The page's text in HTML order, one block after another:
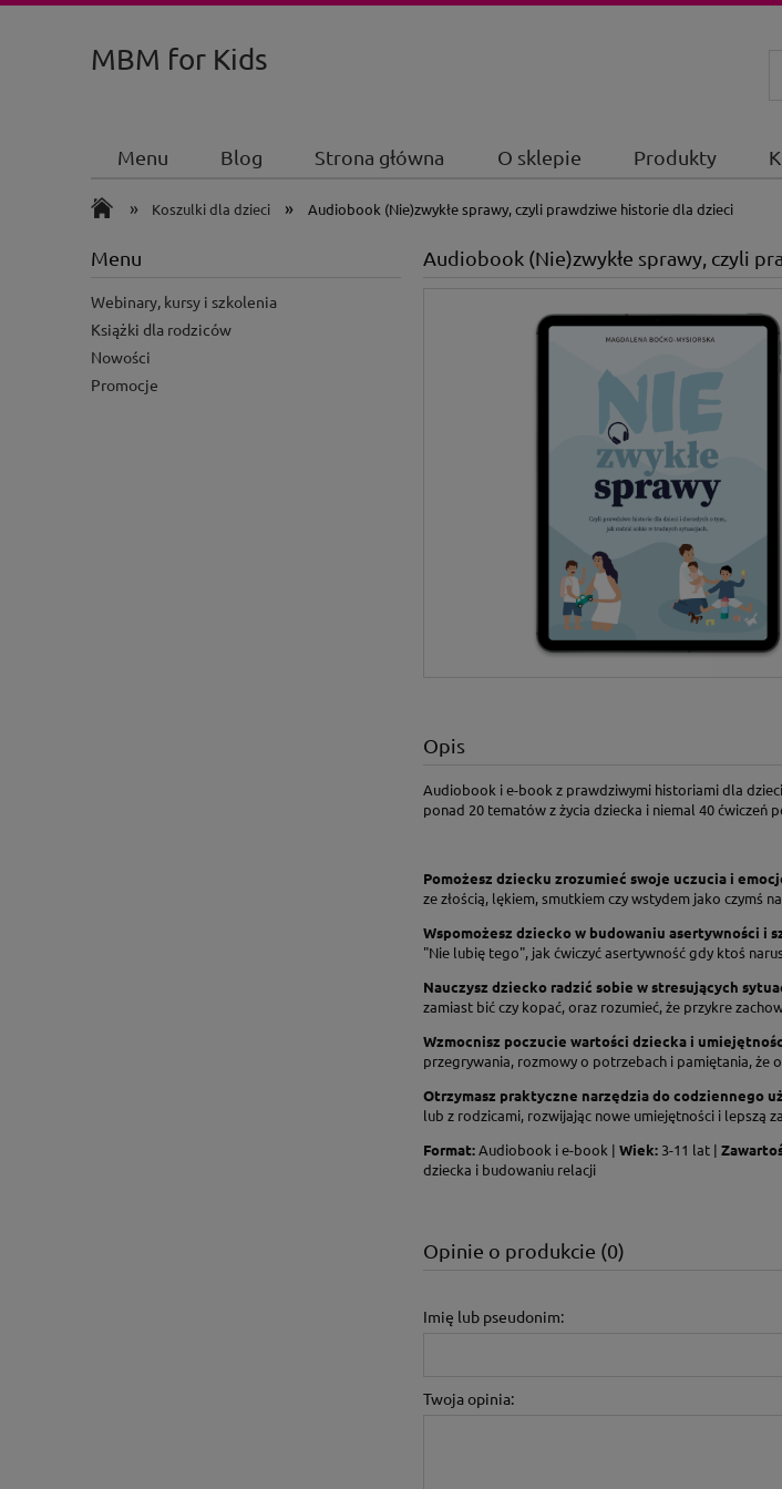
MBM for Kids
Menu Blog Strona główna O sklepie Produkty
» Koszulki dla dzieci » Audiobook (Nie)zwykłe sprawy, czyli prawdziwe historie dla dzieci
Menu
Webinary, kursy i szkolenia
Książki dla rodziców
Nowości
Promocje
Audiobook (Nie)zwykłe sprawy, czyli
Opis
Audiobook i e-book z prawdziwymi historiami dla
ponad 20 tematów z życia dziecka i niemal 40 ćwiczeń
Pomożesz dziecku zrozumieć swoje uczucia i
ze złością, lękiem, smutkiem czy wstydem jako czymś
Wspomożesz dziecko w budowaniu asertywności i
"Nie lubię tego", jak ćwiczyć asertywność gdy ktoś
Nauczysz dziecko radzić sobie w stresujących
zamiast bić czy kopać, oraz rozumieć, że przykre
Wzmocnisz poczucie wartości dziecka i
przegrywania, rozmowy o potrzebach i pamiętania, że
Otrzymasz praktyczne narzędzia do codziennego
lub z rodzicami, rozwijając nowe umiejętności i lepszą
Format:Audiobook i e-book | Wiek: 3-11 lat |
dziecka i budowaniu relacji
Opinie o produkcie (0)
Imię lub pseudonim:
Twoja opinia: